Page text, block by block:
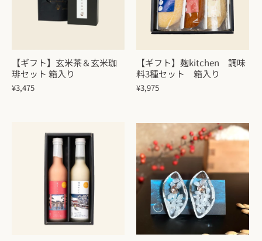
【ギフト】玄米茶＆玄米珈
琲セット 箱入り
¥3,475
【ギフト】麹kitchen 調味
料3種セット 箱入り
¥3,975